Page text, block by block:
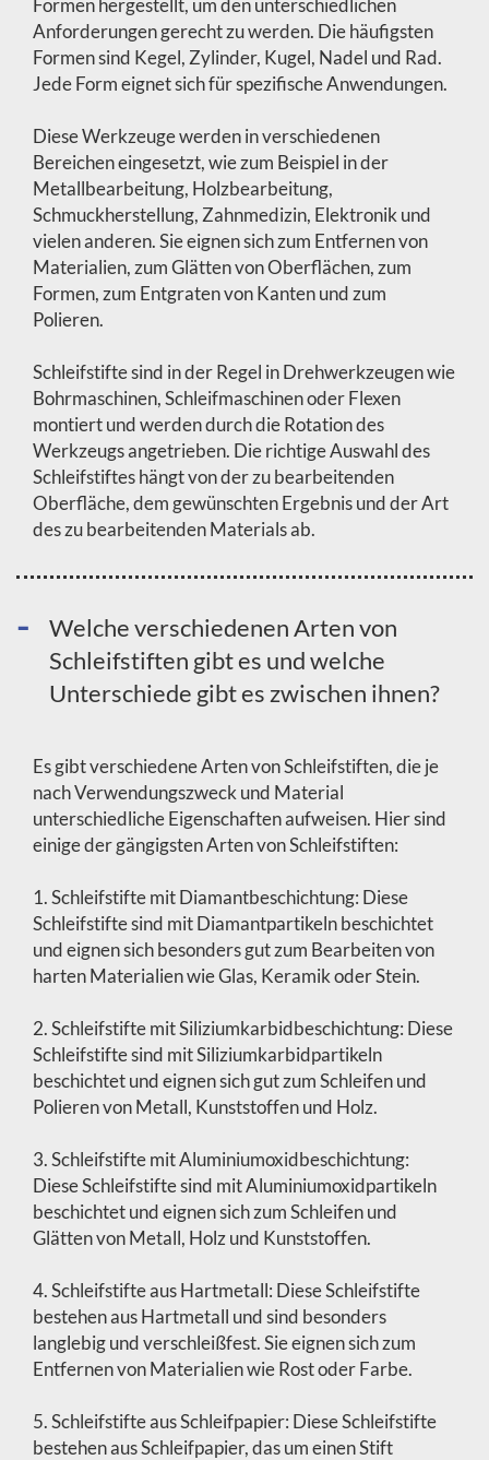
Formen hergestellt, um den unterschiedlichen
Anforderungen gerecht zu werden. Die häufigsten
Formen sind Kegel, Zylinder, Kugel, Nadel und Rad.
Jede Form eignet sich für spezifische Anwendungen.
Diese Werkzeuge werden in verschiedenen
Bereichen eingesetzt, wie zum Beispiel in der
Metallbearbeitung, Holzbearbeitung,
Schmuckherstellung, Zahnmedizin, Elektronik und
vielen anderen. Sie eignen sich zum Entfernen von
Materialien, zum Glätten von Oberflächen, zum
Formen, zum Entgraten von Kanten und zum
Polieren.
Schleifstifte sind in der Regel in Drehwerkzeugen wie
Bohrmaschinen, Schleifmaschinen oder Flexen
montiert und werden durch die Rotation des
Werkzeugs angetrieben. Die richtige Auswahl des
Schleifstiftes hängt von der zu bearbeitenden
Oberfläche, dem gewünschten Ergebnis und der Art
des zu bearbeitenden Materials ab.
Welche verschiedenen Arten von
Schleifstiften gibt es und welche
Unterschiede gibt es zwischen ihnen?
Es gibt verschiedene Arten von Schleifstiften, die je
nach Verwendungszweck und Material
unterschiedliche Eigenschaften aufweisen. Hier sind
einige der gängigsten Arten von Schleifstiften:
1. Schleifstifte mit Diamantbeschichtung: Diese
Schleifstifte sind mit Diamantpartikeln beschichtet
und eignen sich besonders gut zum Bearbeiten von
harten Materialien wie Glas, Keramik oder Stein.
2. Schleifstifte mit Siliziumkarbidbeschichtung: Diese
Schleifstifte sind mit Siliziumkarbidpartikeln
beschichtet und eignen sich gut zum Schleifen und
Polieren von Metall, Kunststoffen und Holz.
3. Schleifstifte mit Aluminiumoxidbeschichtung:
Diese Schleifstifte sind mit Aluminiumoxidpartikeln
beschichtet und eignen sich zum Schleifen und
Glätten von Metall, Holz und Kunststoffen.
4. Schleifstifte aus Hartmetall: Diese Schleifstifte
bestehen aus Hartmetall und sind besonders
langlebig und verschleißfest. Sie eignen sich zum
Entfernen von Materialien wie Rost oder Farbe.
5. Schleifstifte aus Schleifpapier: Diese Schleifstifte
bestehen aus Schleifpapier, das um einen Stift